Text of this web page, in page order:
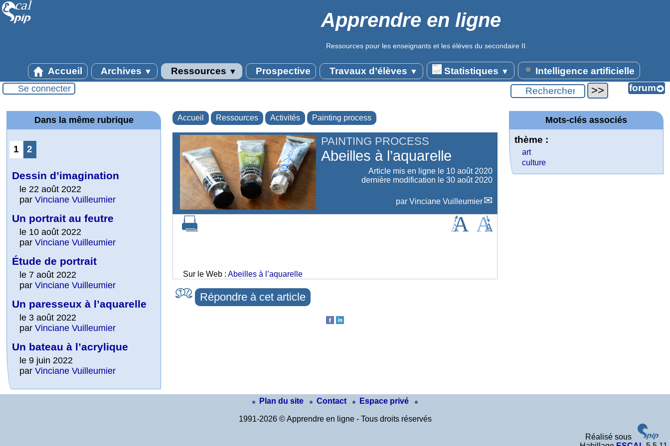
Apprendre en ligne
Ressources pour les enseignants et les élèves du secondaire II.
Accueil Archives ▼ Ressources ▼ Prospective Travaux d’élèves ▼ Statistiques ▼ Intelligence artificielle
Se connecter
Accueil Ressources Activités Painting process
PAINTING PROCESS
Abeilles à l’aquarelle
Article mis en ligne le 10 août 2020
dernière modification le 30 août 2020
par Vinciane Vuilleumier
Sur le Web : Abeilles à l’aquarelle
Répondre à cet article
Dans la même rubrique
1 2
Dessin d’imagination
le 22 août 2022
parVinciane Vuilleumier
Un portrait au feutre
le 10 août 2022
parVinciane Vuilleumier
Étude de portrait
le 7 août 2022
parVinciane Vuilleumier
Un paresseux à l’aquarelle
le 3 août 2022
parVinciane Vuilleumier
Un bateau à l’acrylique
le 9 juin 2022
parVinciane Vuilleumier
Mots-clés associés
thème :
art
culture
Plan du site Contact Espace privé
1991-2026 © Apprendre en ligne - Tous droits réservés
Réalisé sous